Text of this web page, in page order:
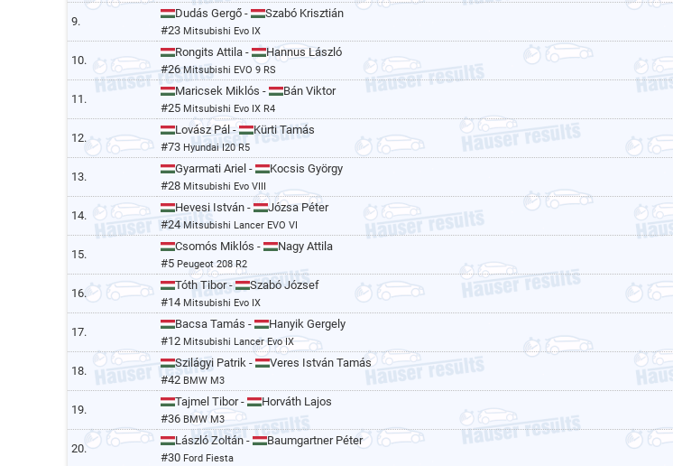
9.
Dudás Gergő -
Szabó Krisztián
#23 Mitsubishi Evo IX
10.
Rongits Attila -
Hannus László
#26 Mitsubishi EVO 9 RS
11.
Maricsek Miklós -
Bán Viktor
#25 Mitsubishi Evo IX R4
12.
Lovász Pál -
Kürti Tamás
#73 Hyundai I20 R5
13.
Gyarmati Ariel -
Kocsis György
#28 Mitsubishi Evo VIII
14.
Hevesi István -
Józsa Péter
#24 Mitsubishi Lancer EVO VI
15.
Csomós Miklós -
Nagy Attila
#5 Peugeot 208 R2
16.
Tóth Tibor -
Szabó József
#14 Mitsubishi Evo IX
17.
Bacsa Tamás -
Hanyik Gergely
#12 Mitsubishi Lancer Evo IX
18.
Szilágyi Patrik -
Veres István Tamás
#42 BMW M3
19.
Tajmel Tibor -
Horváth Lajos
#36 BMW M3
20.
László Zoltán -
Baumgartner Péter
#30 Ford Fiesta